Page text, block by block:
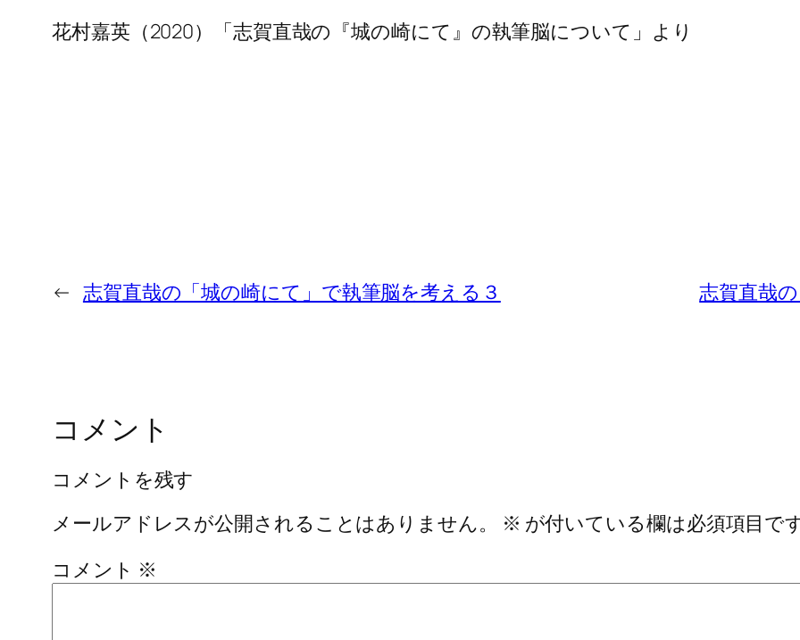
花村嘉英（2020）「志賀直哉の『城の崎にて』の執筆脳について」より
← 志賀直哉の「城の崎にて」で執筆脳を考える３ 志賀直哉
コメント
コメントを残す
メールアドレスが公開されることはありません。
※ が付いている欄は必須項目で
コメント ※